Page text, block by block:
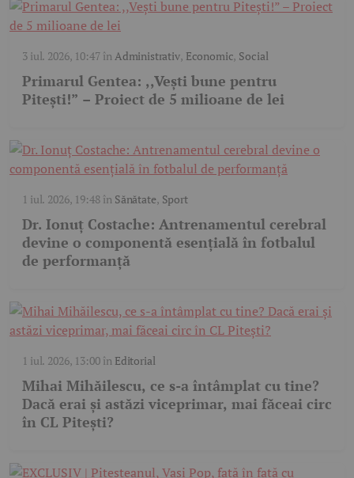
3 iul. 2026, 10:47înAdministrativ, Economic, Social
Primarul Gentea: ,,Vești bune pentru
Pitești!” – Proiect de 5 milioane de lei
1 iul. 2026, 19:48în Sănătate, Sport
Dr. Ionuț Costache: Antrenamentul cerebral
devine o componentă esențială în fotbalul
de performanță
1 iul. 2026, 13:00în Editorial
Mihai Mihăilescu, ce s-a întâmplat cu tine?
Dacă erai și astăzi viceprimar, mai făceai circ
în CL Pitești?